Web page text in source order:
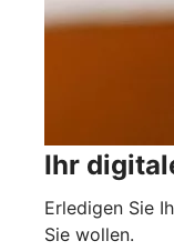
Ihr
Erledigen Sie
Sie wollen.